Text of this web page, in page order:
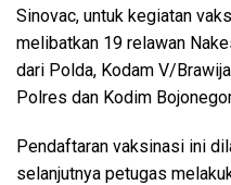
Sinovac, untuk kegiatan
melibatkan 19 relawan
dari Polda, Kodam V/
Polres dan Kodim
Pendaftaran vaksinasi ini
selanjutnya petugas